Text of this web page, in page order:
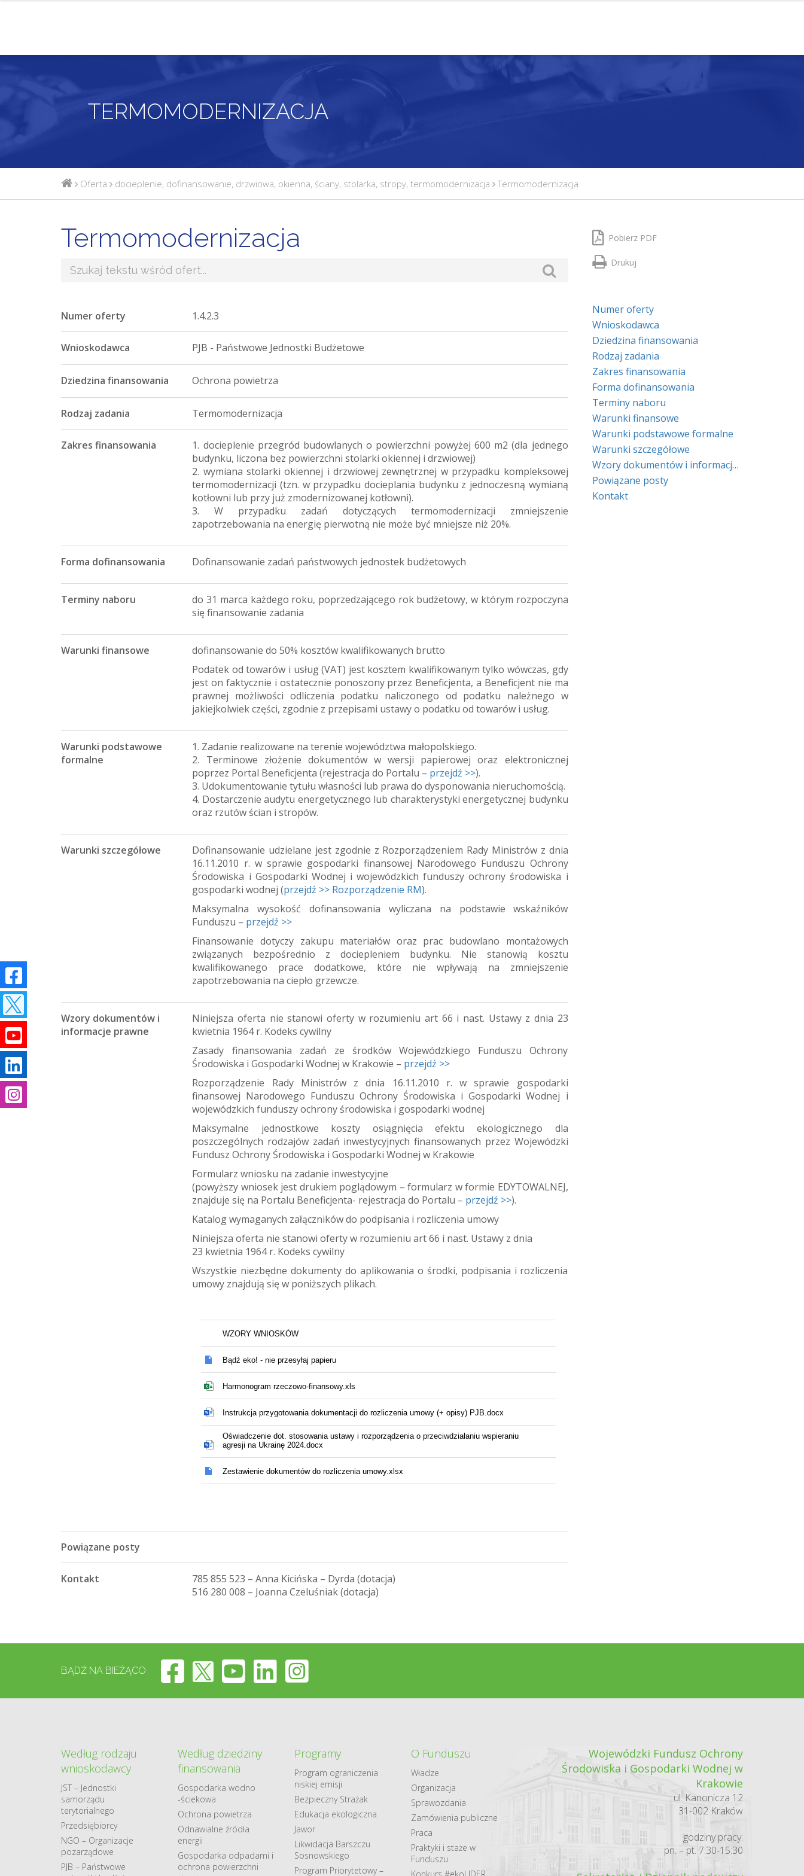
TERMOMODERNIZACJA
Oferta docieplenie, dofinansowanie, drzwiowa, okienna, ściany, stolarka, stropy, termomodernizacja Termomodernizacja
Termomodernizacja Pobierz PDF
Drukuj
Numer oferty 1.4.2.3
Wnioskodawca PJB - Państwowe Jednostki Budżetowe
Dziedzina finansowania Ochrona powietrza
Rodzaj zadania Termomodernizacja
Zakres finansowania 1. docieplenie przegród budowlanych o powierzchni powyżej 600 m2(dla jednego
budynku, liczona bez powierzchni stolarki okiennej i drzwiowej)
2. wymiana stolarki okiennej i drzwiowej zewnętrznej w przypadku kompleksowej
termomodernizacji (tzn. w przypadku docieplania budynku z jednoczesną wymianą
kotłowni lub przy już zmodernizowanej kotłowni).
3. W przypadku zadań dotyczących termomodernizacji zmniejszenie
zapotrzebowania na energię pierwotną nie może być mniejsze niż 20%.
Forma dofinansowania Dofinansowanie zadań państwowych jednostek budżetowych
Terminy naboru
do 31 marca każdego roku, poprzedzającego rok budżetowy, w którym rozpoczyna
się finansowanie zadania
Warunki finansowe
dofinansowanie do 50% kosztów kwalifikowanych brutto
Podatek od towarów i usług (VAT) jest kosztem kwalifikowanym tylko wówczas, gdy
jest on faktycznie i ostatecznie ponoszony przez Beneficjenta, a Beneficjent nie ma
prawnej możliwości odliczenia podatku naliczonego od podatku należnego w
jakiejkolwiek części, zgodnie z przepisami ustawy o podatku od towarów i usług.
Warunki podstawowe
formalne
1. Zadanie realizowane na terenie województwa małopolskiego.
2. Terminowe złożenie dokumentów w wersji papierowej oraz elektronicznej
poprzez Portal Beneficjenta (rejestracja do Portalu – przejdź >>).
3. Udokumentowanie tytułu własności lub prawa do dysponowania nieruchomością.
4. Dostarczenie audytu energetycznego lub charakterystyki energetycznej budynku
oraz rzutów ścian i stropów.
Warunki szczegółowe
Dofinansowanie udzielane jest zgodnie z Rozporządzeniem Rady Ministrów z dnia
16.11.2010 r. w sprawie gospodarki finansowej Narodowego Funduszu Ochrony
Środowiska i Gospodarki Wodnej i wojewódzkich funduszy ochrony środowiska i
gospodarki wodnej (przejdź >> Rozporządzenie RM).
Maksymalna wysokość dofinansowania wyliczana na podstawie wskaźników
Funduszu – przejdź >>
Finansowanie dotyczy zakupu materiałów oraz prac budowlano montażowych
związanych bezpośrednio z dociepleniem budynku. Nie stanowią kosztu
kwalifikowanego prace dodatkowe, które nie wpływają na zmniejszenie
zapotrzebowania na ciepło grzewcze.
Wzory dokumentów i
informacje prawne
Niniejsza oferta nie stanowi oferty w rozumieniu art 66 i nast. Ustawy z dnia 23
kwietnia 1964 r. Kodeks cywilny
Zasady finansowania zadań ze środków Wojewódzkiego Funduszu Ochrony
Środowiska i Gospodarki Wodnej w Krakowie – przejdź >>
Rozporządzenie Rady Ministrów z dnia 16.11.2010 r. w sprawie gospodarki
finansowej Narodowego Funduszu Ochrony Środowiska i Gospodarki Wodnej i
wojewódzkich funduszy ochrony środowiska i gospodarki wodnej
Maksymalne jednostkowe koszty osiągnięcia efektu ekologicznego dla
poszczególnych rodzajów zadań inwestycyjnych finansowanych przez Wojewódzki
Fundusz Ochrony Środowiska i Gospodarki Wodnej w Krakowie
Formularz wniosku na zadanie inwestycyjne
(powyższy wniosek jest drukiem poglądowym – formularz w formie EDYTOWALNEJ,
znajduje się na Portalu Beneficjenta- rejestracja do Portalu – przejdź >>).
Katalog wymaganych załączników do podpisania i rozliczenia umowy
Niniejsza oferta nie stanowi oferty w rozumieniu art 66 i nast. Ustawy z dnia
23 kwietnia 1964 r. Kodeks cywilny
Wszystkie niezbędne dokumenty do aplikowania o środki, podpisania i rozliczenia
umowy znajdują się w poniższych plikach.
Powiązane posty
Kontakt
785 855 523 – Anna Kicińska – Dyrda (dotacja)
516 280 008 – Joanna Czeluśniak (dotacja)
Numer oferty
Wnioskodawca
Dziedzina finansowania
Rodzaj zadania
Zakres finansowania
Forma dofinansowania
Terminy naboru
Warunki finansowe
Warunki podstawowe formalne
Warunki szczegółowe
Wzory dokumentów i informacje prawne
Powiązane posty
Kontakt
BĄDŹ NA BIEŻĄCO
Według rodzaju
wnioskodawcy
JST – Jednostki
samorządu
terytorialnego
Przedsiębiorcy
NGO – Organizacje
pozarządowe
PJB – Państwowe
Według dziedziny
finansowania
Gospodarka​ wodno​
-ściekowa
Ochrona powietrza
Odnawialne​ źródła​
energii
Gospodarka odpadami i
ochrona powierzchni
Programy
Program ograniczenia
niskiej emisji
Bezpieczny Strażak
Edukacja ekologiczna
Jawor
Likwidacja Barszczu
Sosnowskiego
Program Priorytetowy –
O Funduszu
Władze
Organizacja
Sprawozdania
Zamówienia publiczne
Praca
Praktyki i staże w
Funduszu
Wojewódzki Fundusz Ochrony
Środowiska i Gospodarki Wodnej w
Krakowie
ul. Kanonicza 12
31-002 Kraków
godziny pracy:
pn. – pt. 7:30-15:30